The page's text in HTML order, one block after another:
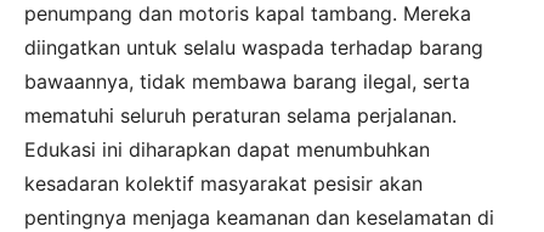
penumpang dan motoris kapal tambang. Mereka
diingatkan untuk selalu waspada terhadap barang
bawaannya, tidak membawa barang ilegal, serta
mematuhi seluruh peraturan selama perjalanan.
Edukasi ini diharapkan dapat menumbuhkan
kesadaran kolektif masyarakat pesisir akan
pentingnya menjaga keamanan dan keselamatan di